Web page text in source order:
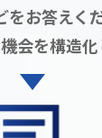
お答えく
会を構造化